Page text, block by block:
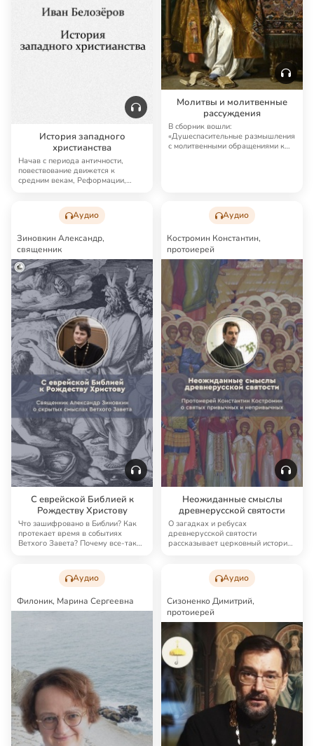
История западного
христианства
Начав с периода античности,
повествование движется к
средним векам, Реформации,
Молитвы и молитвенные
рассуждения
В сборник вошли:
«Душеспасительные размышления
с молитвенными обращениями к
Аудио
Зиновкин Александр,
священник
С еврейской Библией к
Рождеству Христову
Что зашифровано в Библии? Как
протекает время в событиях
Ветхого Завета? Почему все-таки
Аудио
Костромин Константин,
протоиерей
Неожиданные смыслы
древнерусской святости
О загадках и ребусах
древнерусской святости
рассказывает церковный историк
Аудио
Филоник, Марина Сергеевна
Аудио
Сизоненко Димитрий,
протоиерей